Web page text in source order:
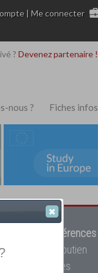
|Me connecter
? Devenez partenaire !
nous ? Fiches infos
12908 références
cours de soutien
écoles privées